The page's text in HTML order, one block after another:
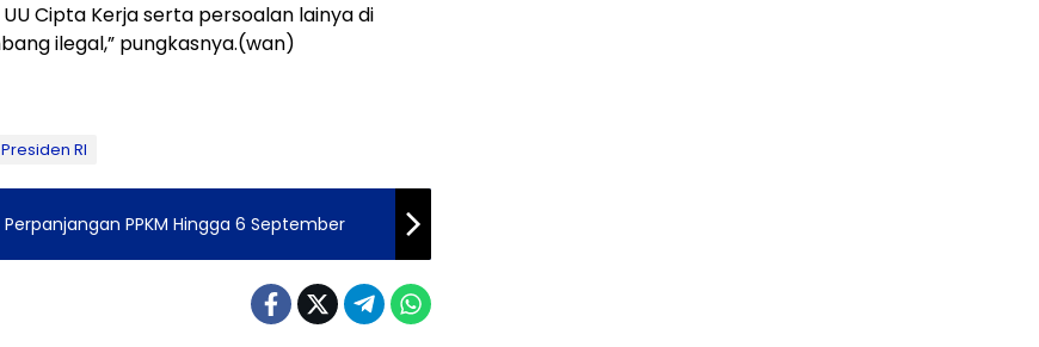
Cipta Kerja serta persoalan lainya di
ilegal,” pungkasnya.(wan)
Presiden RI
PPKM Hingga 6 September